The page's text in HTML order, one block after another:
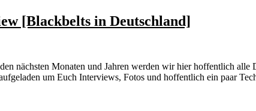
[Blackbelts in Deutschland]
nächsten Monaten und Jahren werden wir hier hoffentlich
um Euch Interviews, Fotos und hoffentlich ein paar